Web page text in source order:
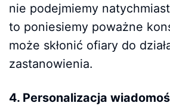
nie podejmiemy
to poniesiemy poważne
może skłonić ofiary do
zastanowienia.
4. Personalizacja